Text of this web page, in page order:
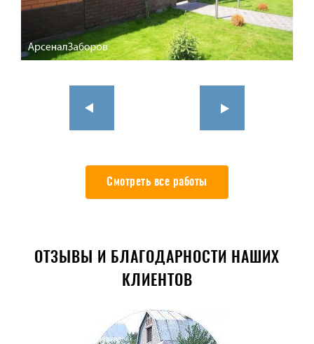
Смотреть все работы
ОТЗЫВЫ И БЛАГОДАРНОСТИ НАШИХ
КЛИЕНТОВ